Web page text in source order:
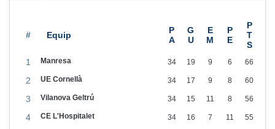
#
1 Manresa 34 19 9 6 66
2 UE Cornellà 34 17 9 8 60
3 Vilanova Geltrú 34 15 11 8 56
4 CE L'Hospitalet 34 16 7 11 55